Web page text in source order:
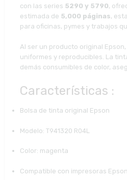
con las series 5290 y 5790,
estimada de 5,000 páginas,
para oficinas, pymes y trabajos
Al ser un producto original
uniformes y reproducibles. La
demás consumibles de color,
Características :
Bolsa de tinta original Epson
Modelo: T941320 R04L
Color: magenta
Compatible con impresoras